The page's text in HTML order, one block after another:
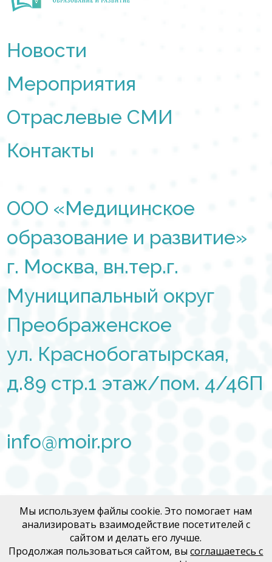
Новости
Мероприятия
Отраслевые СМИ
Контакты
ООО «Медицинское
образование и развитие»
г. Москва, вн.тер.г.
Муниципальный округ
Преображенское
ул. Краснобогатырская,
д.89 стр.1 этаж/пом. 4/46П
info@moir.pro
Договор Медконгресс
Мы используем файлы cookie. Это помогает нам
анализировать взаимодействие посетителей с
сайтом и делать его лучше.
Продолжая пользоваться сайтом, высоглашаетесь с